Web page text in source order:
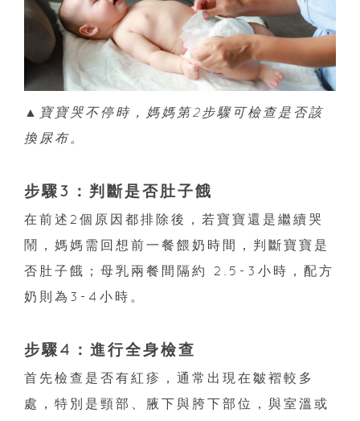
▲寶寶哭不停時，媽媽第2步驟可檢查是否該
換尿布。
步驟3：判斷是否肚子餓
在前述2個原因都排除後，若寶寶還是繼續哭
鬧，媽媽需回想前一餐餵奶時間，判斷寶寶是
否肚子餓；母乳兩餐間隔約 2.5-3小時，配方
奶則為3-4小時。
步驟4：進行全身檢查
首先檢查是否有紅疹，通常出現在皺褶較多
處，特別是頸部、腋下與胯下部位，與室溫或